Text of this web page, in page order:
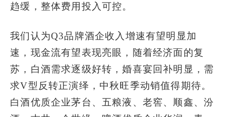
趋缓，整体费用投入可控。
我们认为Q3品牌酒企收入增速有望明显加
速，现金流有望表现亮眼，随着经济面的复
苏，白酒需求逐级好转，婚喜宴回补明显，需
求V型反转正演绎，中秋旺季动销值得期待。
白酒优质企业茅台、五粮液、老窖、顺鑫、汾